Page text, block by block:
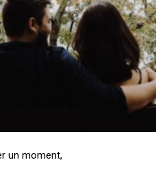
un moment,